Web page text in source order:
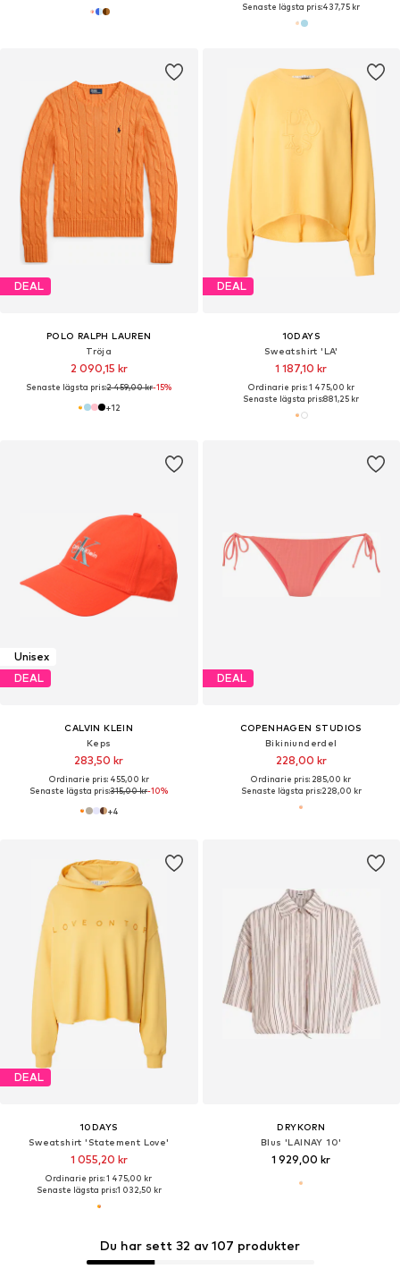
Senaste lägsta pris:437,75 kr
DEAL
POLO RALPH LAUREN
Tröja
2 090,15 kr
Senaste lägsta pris:2 459,00 kr-15%
+12
DEAL
10DAYS
Sweatshirt 'LA'
1 187,10 kr
Ordinarie pris: 1 475,00 kr
Senaste lägsta pris:881,25 kr
Unisex
DEAL
CALVIN KLEIN
Keps
283,50 kr
Ordinarie pris: 455,00 kr
Senaste lägsta pris:315,00 kr-10%
+4
DEAL
COPENHAGEN STUDIOS
Bikiniunderdel
228,00 kr
Ordinarie pris: 285,00 kr
Senaste lägsta pris:228,00 kr
DEAL
10DAYS
Sweatshirt 'Statement Love'
1 055,20 kr
Ordinarie pris: 1 475,00 kr
Senaste lägsta pris:1 032,50 kr
Du har sett 32 av 107 produkter
DRYKORN
Blus 'LAINAY 10'
1 929,00 kr